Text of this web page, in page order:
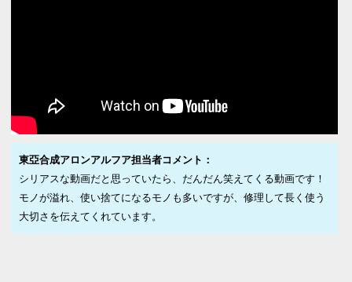
東亞合成アロンアルフア担当者コメント：
シリアスな動画だと思っていたら、だんだん笑えてくる動画です！
モノが溢れ、使い捨てになるモノも多いですが、修理して長く使う
大切さを伝えてくれています。